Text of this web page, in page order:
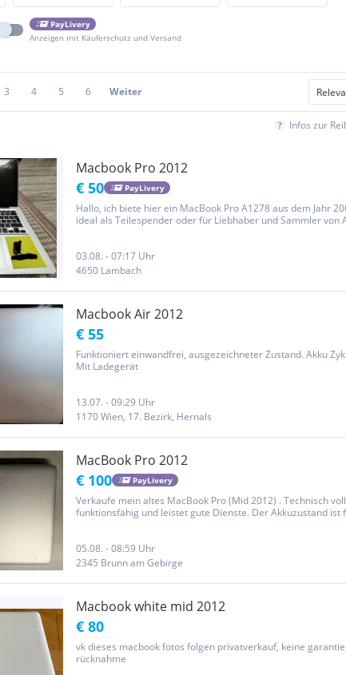
PayLivery
Anzeigen mit Käuferschutz und Versand
3 4 5 6 Weiter
Infos zur
Macbook Pro 2012
€ 50 PayLivery
Hallo, ich biete hier ein MacBook Pro A1278 aus dem Jahr
ideal als Teilespender oder für Liebhaber und Sammler von
03.08. - 07:17 Uhr
4650 Lambach
Macbook Air 2012
€ 55
Funktioniert einwandfrei, ausgezeichneter Zustand. Akku
Mit Ladegerät
13.07. - 09:29 Uhr
1170 Wien, 17. Bezirk, Hernals
MacBook Pro 2012
€ 100 PayLivery
Verkaufe mein altes MacBook Pro (Mid 2012) . Technisch voll
funktionsfähig und leistet gute Dienste. Der Akkuzustand ist
05.08. - 08:59 Uhr
2345 Brunn am Gebirge
Macbook white mid 2012
€ 80
vk dieses macbook fotos folgen privatverkauf, keine
rücknahme